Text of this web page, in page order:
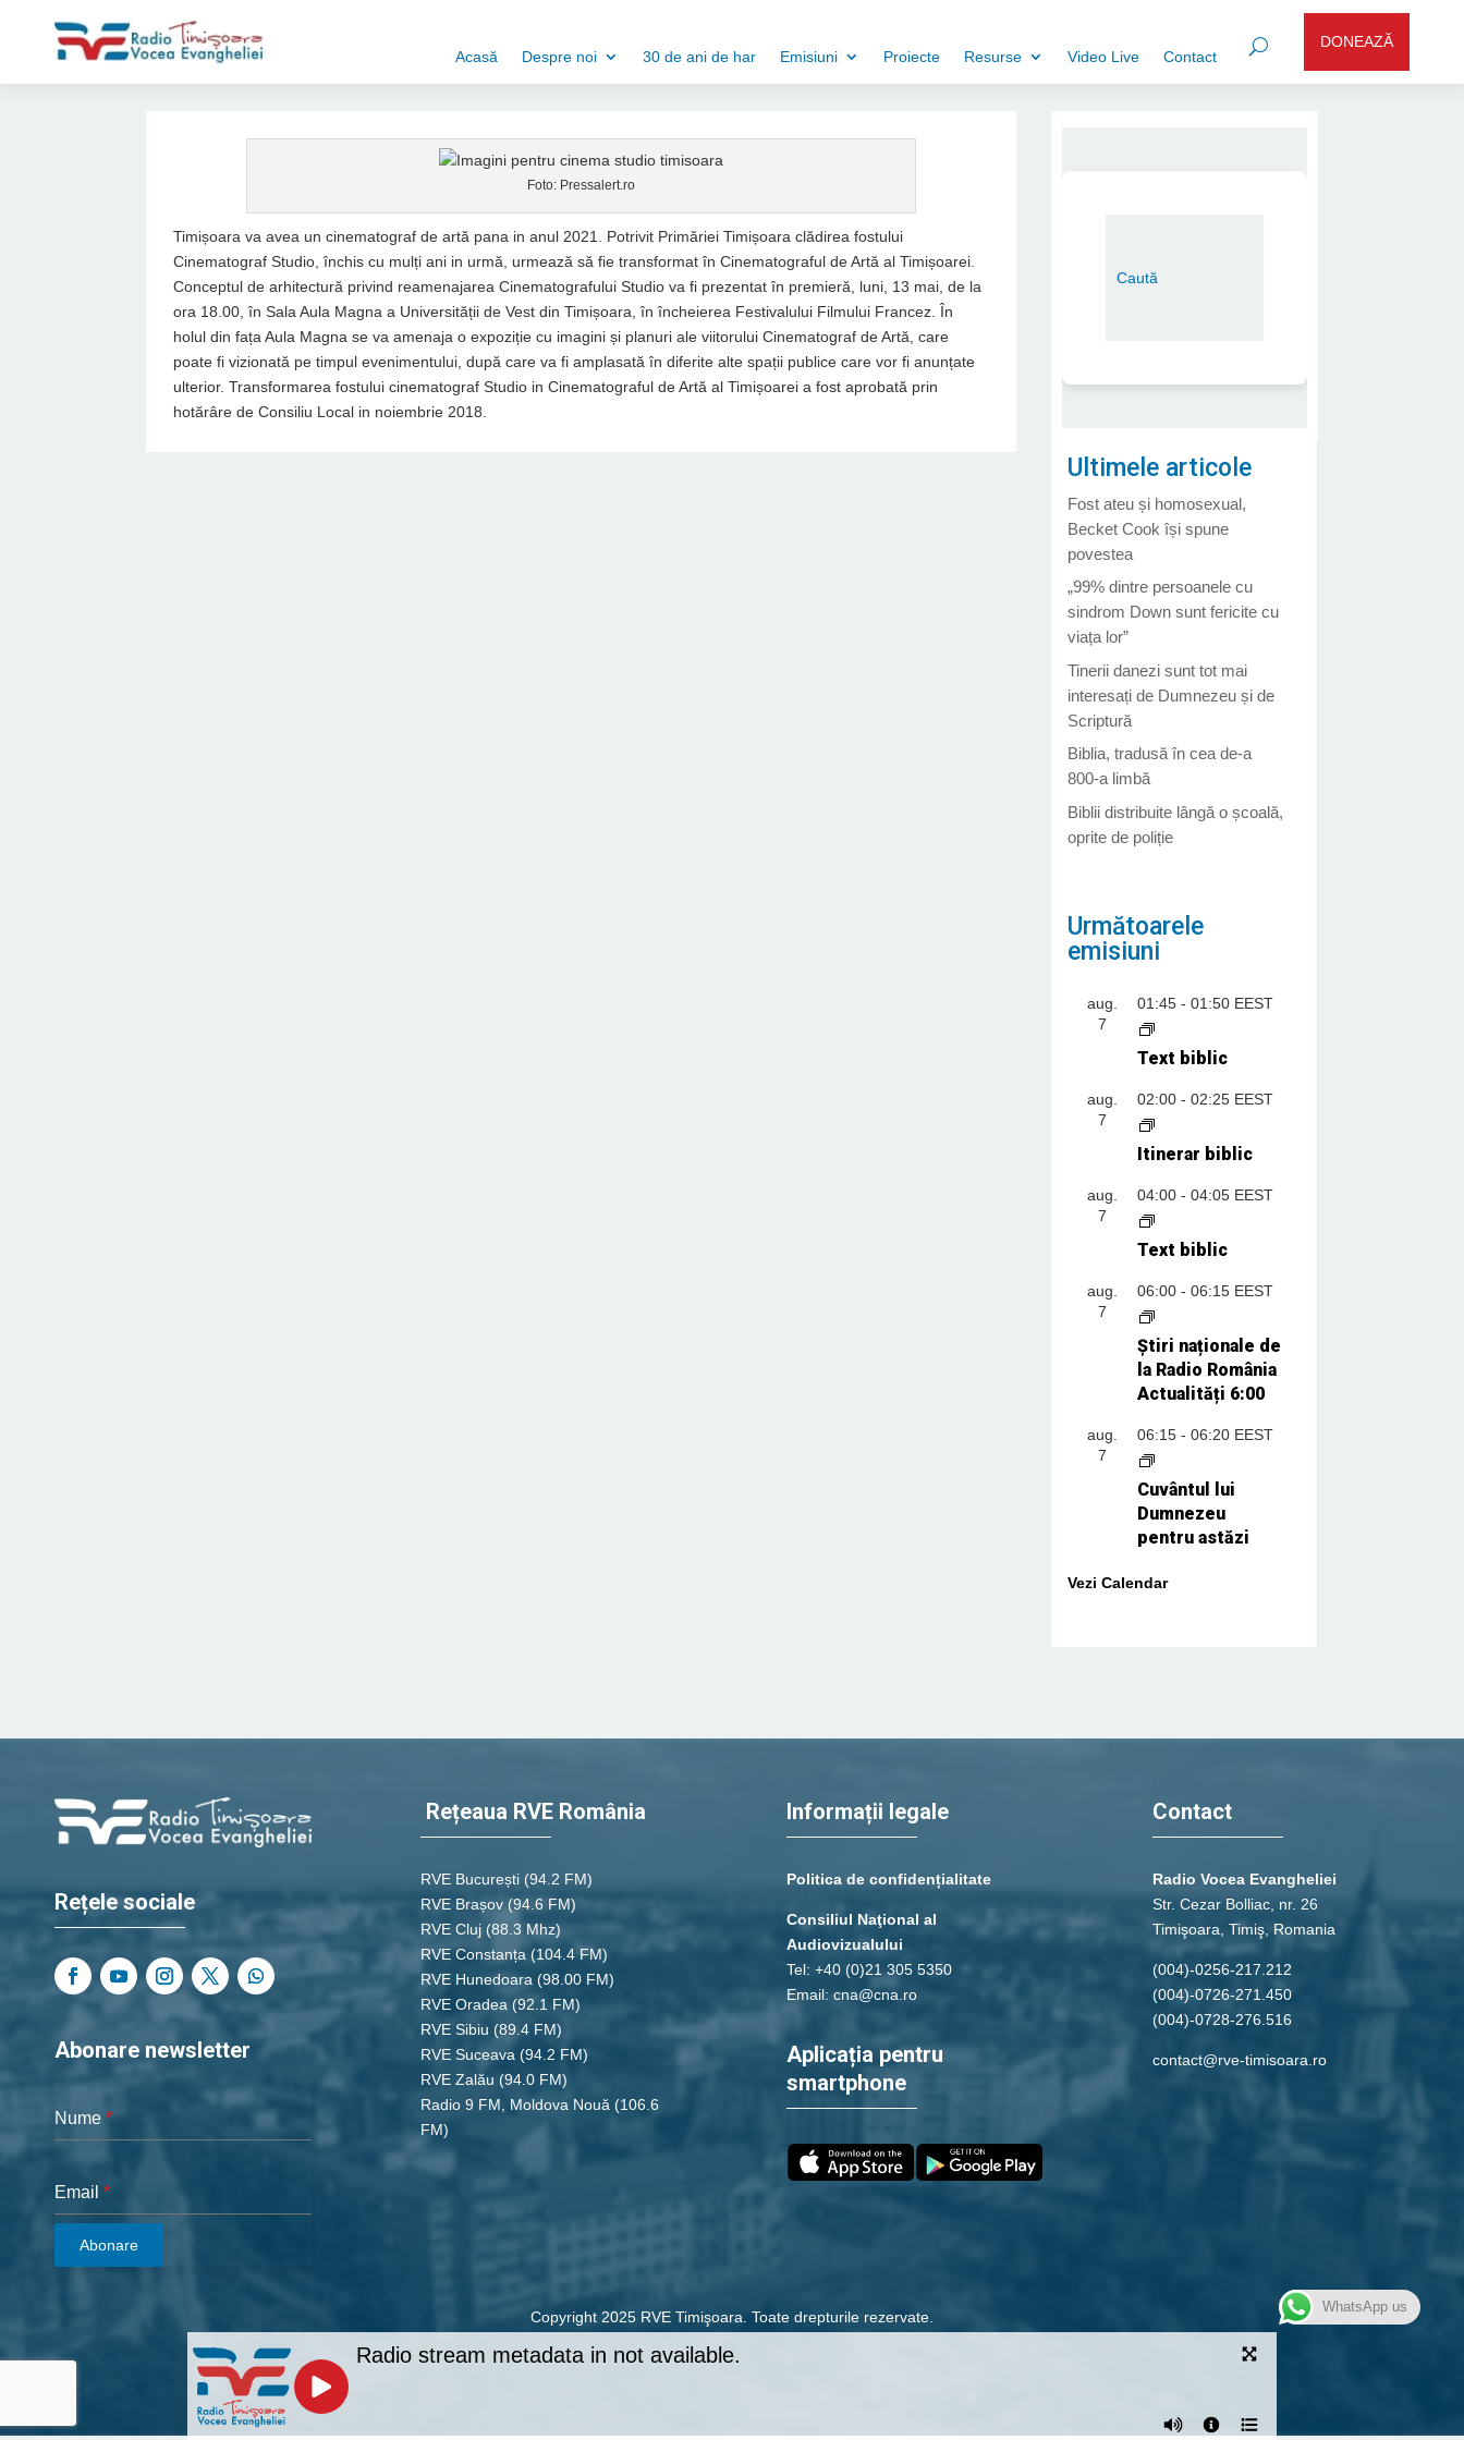
Acasă Despre noi 30 de ani de har Emisiuni Proiecte Resurse Video Live Contact
DONEAZĂ
Foto: Pressalert.ro
Timișoara va avea un cinematograf de artă pana in anul 2021. Potrivit Primăriei Timișoara clădirea fostului
Cinematograf Studio, închis cu mulți ani in urmă, urmează să fie transformat în Cinematograful de Artă al Timișoarei.
Conceptul de arhitectură privind reamenajarea Cinematografului Studio va fi prezentat în premieră, luni, 13 mai, de la
ora 18.00, în Sala Aula Magna a Universității de Vest din Timișoara, în încheierea Festivalului Filmului Francez. În
holul din fața Aula Magna se va amenaja o expoziție cu imagini și planuri ale viitorului Cinematograf de Artă, care
poate fi vizionată pe timpul evenimentului, după care va fi amplasată în diferite alte spații publice care vor fi anunțate
ulterior. Transformarea fostului cinematograf Studio in Cinematograful de Artă al Timișoarei a fost aprobată prin
hotărâre de Consiliu Local in noiembrie 2018.
Ultimele articole
Fost ateu și homosexual,
Becket Cook își spune
povestea
„99% dintre persoanele cu
sindrom Down sunt fericite cu
viața lor”
Tinerii danezi sunt tot mai
interesați de Dumnezeu și de
Scriptură
Biblia, tradusă în cea de-a
800-a limbă
Biblii distribuite lângă o școală,
oprite de poliție
Următoarele
emisiuni
aug.
7
01:45- 01:50 EEST
Text biblic
aug.
7
02:00- 02:25 EEST
Itinerar biblic
aug.
7
04:00- 04:05 EEST
Text biblic
aug.
7
06:00- 06:15 EEST
Știri naționale de
la Radio România
Actualități 6:00
aug.
7
06:15- 06:20 EEST
Cuvântul lui
Dumnezeu
pentru astăzi
Vezi Calendar
Rețele sociale
Abonare newsletter
Nume *
Email *
Abonare
Rețeaua RVE România
RVE București (94.2 FM)
RVE Brașov (94.6 FM)
RVE Cluj (88.3 Mhz)
RVE Constanța (104.4 FM)
RVE Hunedoara (98.00 FM)
RVE Oradea (92.1 FM)
RVE Sibiu (89.4 FM)
RVE Suceava (94.2 FM)
RVE Zalău (94.0 FM)
Radio 9 FM, Moldova Nouă (106.6
FM)
Informații legale
Politica de confidențialitate
Consiliul Naţional al
Audiovizualului
Tel: +40 (0)21 305 5350
Email: cna@cna.ro
Aplicația pentru
smartphone
Contact
Radio Vocea Evangheliei
Str. Cezar Bolliac, nr. 26
Timişoara, Timiş, Romania
(004)-0256-217.212
(004)-0726-271.450
(004)-0728-276.516
contact@rve-timisoara.ro
Copyright 2025 RVE Timişoara. Toate drepturile rezervate.
Radio stream metadata in not available.
WhatsApp us